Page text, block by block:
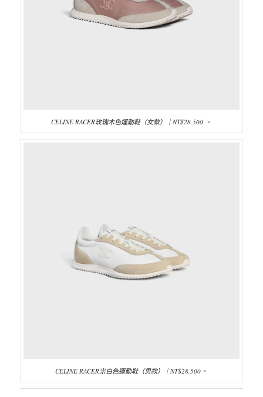
CELINE RACER玫瑰木色運動鞋（女款）｜NT$28,500 。
CELINE RACER米白色運動鞋（男款）｜NT$28,500。